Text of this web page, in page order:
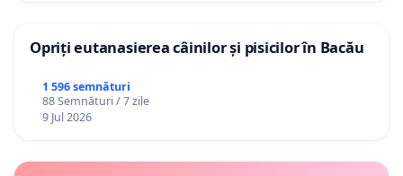
Opriți eutanasierea câinilor și pisicilor în Bacău
1 596 semnături
88 Semnături / 7 zile
9 Jul 2026